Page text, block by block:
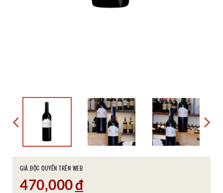
GIÁ ĐỘC QUYỀN TRÊN WEB
470,000 đ